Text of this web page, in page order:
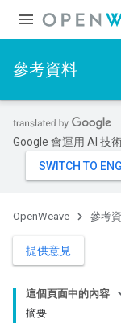
參考資料
Google 會運用 AI 技
OpenWeave 參考
提供意見
這個頁面中的內容
摘要